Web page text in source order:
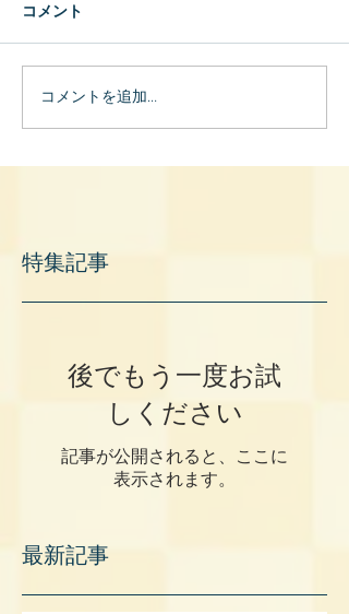
コメント
コメントを追加…
特集記事
後でもう一度お試
しください
記事が公開されると、ここに
表示されます。
最新記事